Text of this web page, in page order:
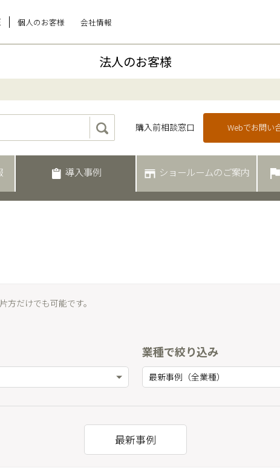
個人のお客様 会社情報
法人のお客様
購入前相談窓口 Webでお問い
導入事例 ショールームのご案内
方だけでも可能です。
業種で絞り込み
最新事例（全業種）
最新事例